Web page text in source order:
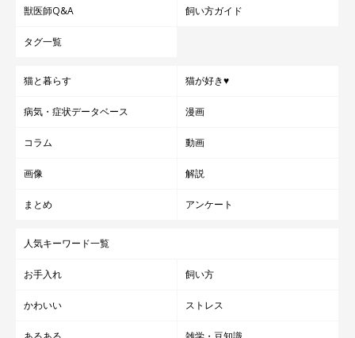
獣医師Q&A 飼い方ガイド
タグ一覧
猫と暮らす 猫が好き♥
病気・症状データベース 漫画
コラム 動画
画像 解説
まとめ アンケート
人気キーワード一覧
お手入れ 飼い方
かわいい ストレス